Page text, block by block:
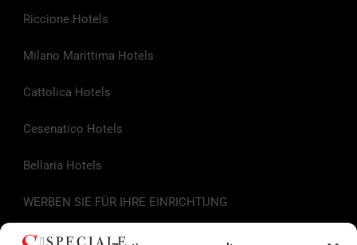
Riccione Hotels
Milano Marittima Hotels
Cattolica Hotels
Cesenatico Hotels
Bellaria Hotels
WERBEN SIE FÜR IHRE EINRICHTUNG
Nützliche Links